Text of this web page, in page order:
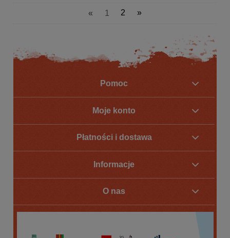
« 1 2 »
Pomoc
Moje konto
Płatności i dostawa
Informacje
O nas